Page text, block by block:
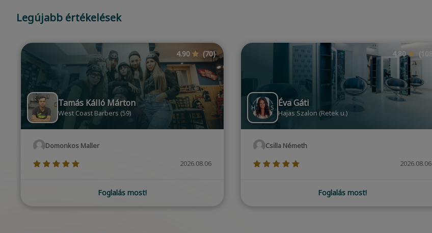
Legújabb értékelések
4.76 (196)
Judit Szilágyi
Pedicure&Manicure by Sofia Exclusive Beauty
Cecilia Básty
(*)(*)(*)(*)(*) 2026.08.06
Foglalás most!
4.99
Anett Barber
Barber Bay Óbuda
Zoltán Lázár
(*)(*)(*)(*)(*) 2026.08.06
Foglalás most!